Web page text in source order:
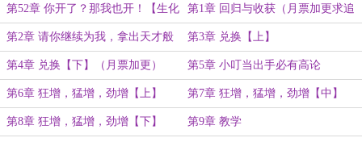
更）
第52章 你开了？那我也开！【生化
卷终，求追读】
第1章 回归与收获（月票加更求追
读）
第2章 请你继续为我，拿出天才般
的表现
第3章 兑换【上】
第4章 兑换【下】（月票加更） 第5章 小叮当出手必有高论
第6章 狂增，猛增，劲增【上】 第7章 狂增，猛增，劲增【中】
（这章补昨晚缺的月票加更）
第8章 狂增，猛增，劲增【下】 第9章 教学